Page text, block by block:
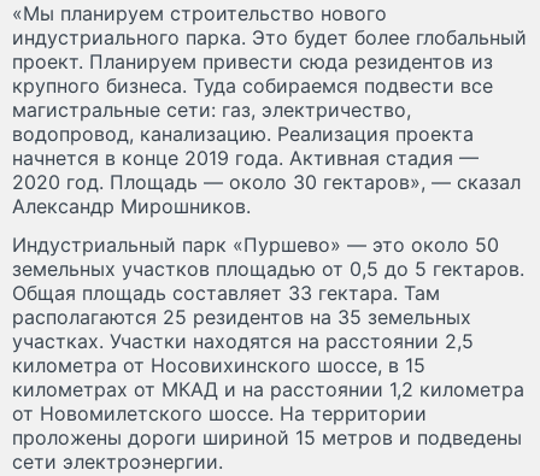
«Мы планируем строительство нового
индустриального парка. Это будет более глобальный
проект. Планируем привести сюда резидентов из
крупного бизнеса. Туда собираемся подвести все
магистральные сети: газ, электричество,
водопровод, канализацию. Реализация проекта
начнется в конце 2019 года. Активная стадия —
2020 год. Площадь — около 30 гектаров», — сказал
Александр Мирошников.
Индустриальный парк «Пуршево» — это около 50
земельных участков площадью от 0,5 до 5 гектаров.
Общая площадь составляет 33 гектара. Там
располагаются 25 резидентов на 35 земельных
участках. Участки находятся на расстоянии 2,5
километра от Носовихинского шоссе, в 15
километрах от МКАД и на расстоянии 1,2 километра
от Новомилетского шоссе. На территории
проложены дороги шириной 15 метров и подведены
сети электроэнергии.